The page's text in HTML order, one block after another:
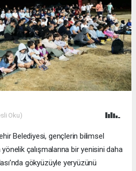
Oku)
Belediyesi, gençlerin bilimsel
çalışmalarına bir yenisini daha
gökyüzüyle yeryüzünü